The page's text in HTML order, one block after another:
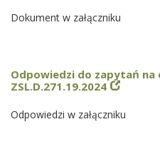
Dokument w załączniku
Odpowiedzi do zapytań na
ZSL.D.271.19.2024
Odpowiedzi w załączniku